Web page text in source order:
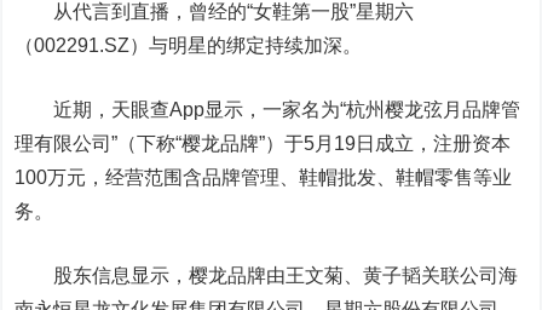
从代言到直播，曾经的“女鞋第一股”星期六
（002291.SZ）与明星的绑定持续加深。
近期，天眼查App显示，一家名为“杭州樱龙弦月品牌管
理有限公司”（下称“樱龙品牌”）于5月19日成立，注册资本
100万元，经营范围含品牌管理、鞋帽批发、鞋帽零售等业
务。
股东信息显示，樱龙品牌由王文菊、黄子韬关联公司海